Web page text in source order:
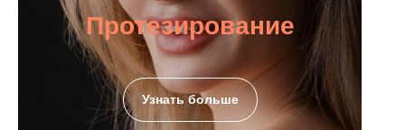
Протезирование
Узнать больше